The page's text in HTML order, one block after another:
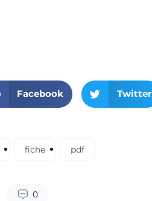
Facebook Twitter
fiche pdf
0